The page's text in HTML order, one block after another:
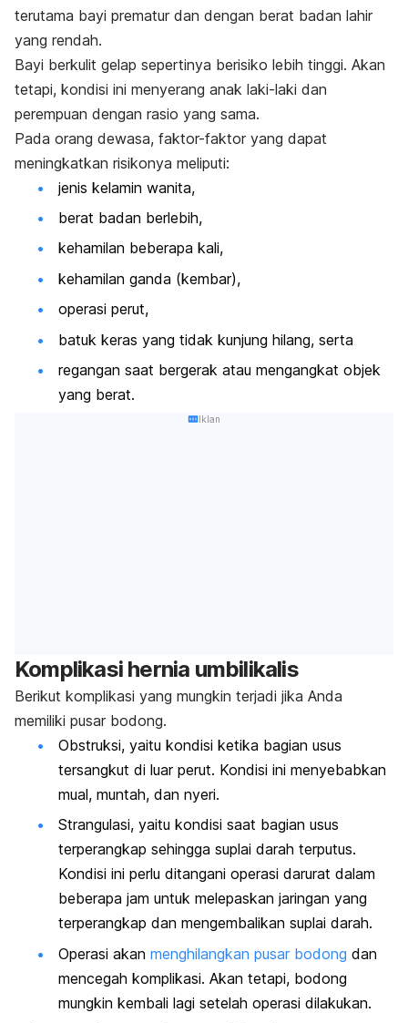
terutama bayi prematur dan dengan berat badan lahir
yang rendah.
Bayi berkulit gelap sepertinya berisiko lebih tinggi. Akan
tetapi, kondisi ini menyerang anak laki-laki dan
perempuan dengan rasio yang sama.
Pada orang dewasa, faktor-faktor yang dapat
meningkatkan risikonya meliputi:
jenis kelamin wanita,
berat badan berlebih,
kehamilan beberapa kali,
kehamilan ganda (kembar),
operasi perut,
batuk keras yang tidak kunjung hilang, serta
regangan saat bergerak atau mengangkat objek
yang berat.
Iklan
Komplikasi hernia umbilikalis
Berikut komplikasi yang mungkin terjadi jika Anda
memiliki pusar bodong.
Obstruksi, yaitu kondisi ketika bagian usus
tersangkut di luar perut. Kondisi ini menyebabkan
mual, muntah, dan nyeri.
Strangulasi, yaitu kondisi saat bagian usus
terperangkap sehingga suplai darah terputus.
Kondisi ini perlu ditangani operasi darurat dalam
beberapa jam untuk melepaskan jaringan yang
terperangkap dan mengembalikan suplai darah.
Operasi akan menghilangkan pusar bodong dan
mencegah komplikasi. Akan tetapi, bodong
mungkin kembali lagi setelah operasi dilakukan.